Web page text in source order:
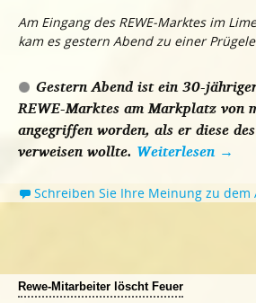
Am Eingang des REWE-Marktes im
kam es gestern Abend zu einer
Gestern Abend ist ein 30-
REWE-Marktes am Markplatz von
angegriffen worden, als er diese
verweisen wollte. Weiterlesen →
Schreiben Sie Ihre Meinung zu dem
Rewe-Mitarbeiter löscht Feuer